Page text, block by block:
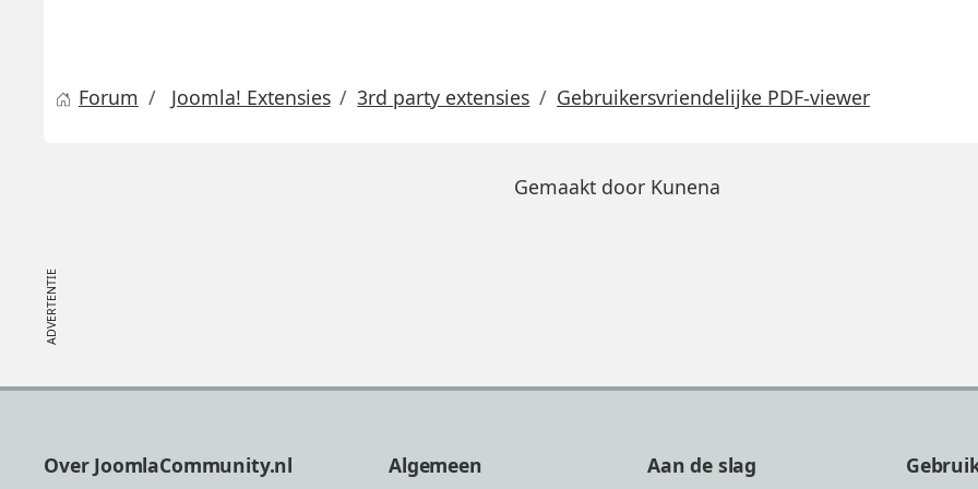
Forum Joomla! Extensies 3rd party extensies Gebruikersvriendelijke PDF-viewer
Gemaakt door Kunena
Over JoomlaCommunity.nl Algemeen Aan de slag